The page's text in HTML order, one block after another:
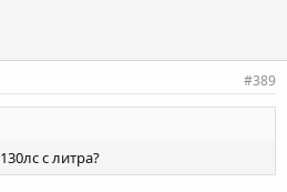
#389
с литра?